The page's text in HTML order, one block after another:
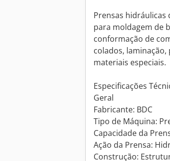
Prensas
para moldagem de
conformação de
colados,
materiais especiais.
Especificações
Geral
Fabricante: BDC
Tipo de Máquina:
Capacidade da
Ação da Prensa:
Construção: